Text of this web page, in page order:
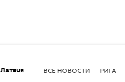
Латвия ВСЕ НОВОСТИ РИГА